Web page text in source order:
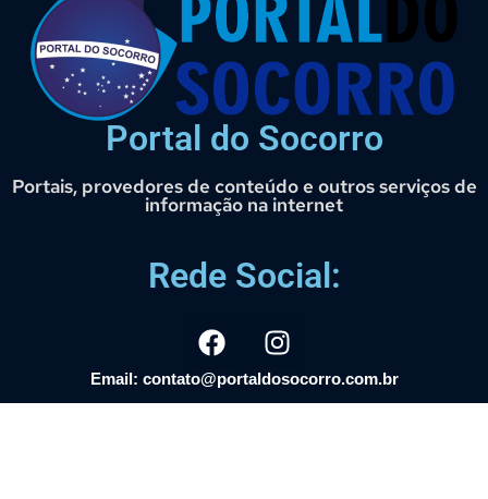
Portal do Socorro
Portais, provedores de conteúdo e outros serviços de
informação na internet
Rede Social:
Email: contato@portaldosocorro.com.br